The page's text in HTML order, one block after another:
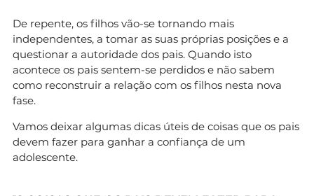
De repente, os filhos vão-se tornando mais
independentes, a tomar as suas próprias posições e a
questionar a autoridade dos pais. Quando isto
acontece os pais sentem-se perdidos e não sabem
como reconstruir a relação com os filhos nesta nova
fase.
Vamos deixar algumas dicas úteis de coisas que os pais
devem fazer para ganhar a confiança de um
adolescente.